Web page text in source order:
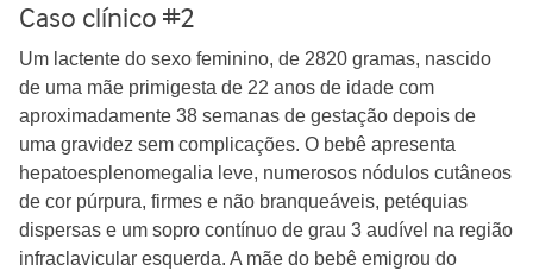
Caso clínico #2
Um lactente do sexo feminino, de 2820 gramas, nascido
de uma mãe primigesta de 22 anos de idade com
aproximadamente 38 semanas de gestação depois de
uma gravidez sem complicações. O bebê apresenta
hepatoesplenomegalia leve, numerosos nódulos cutâneos
de cor púrpura, firmes e não branqueáveis, petéquias
dispersas e um sopro contínuo de grau 3 audível na região
infraclavicular esquerda. A mãe do bebê emigrou do